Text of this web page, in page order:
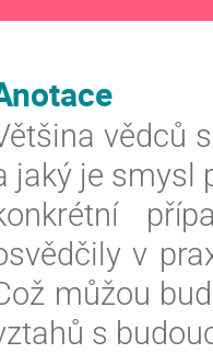
vědců
jaký je smysl
v
můžou
s